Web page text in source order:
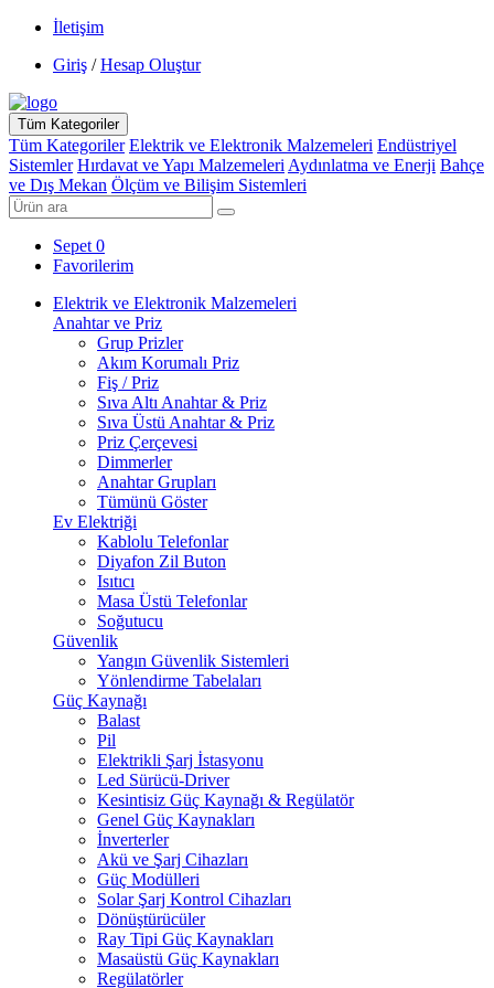
İletişim
Giriş / Hesap Oluştur
Tüm Kategoriler
Tüm Kategoriler Elektrik ve Elektronik Malzemeleri Endüstriyel
Sistemler Hırdavat ve Yapı Malzemeleri Aydınlatma ve Enerji Bahçe
ve Dış Mekan Ölçüm ve Bilişim Sistemleri
Sepet 0
Favorilerim
Elektrik ve Elektronik Malzemeleri
Anahtar ve Priz
Grup Prizler
Akım Korumalı Priz
Fiş / Priz
Sıva Altı Anahtar & Priz
Sıva Üstü Anahtar & Priz
Priz Çerçevesi
Dimmerler
Anahtar Grupları
Tümünü Göster
Ev Elektriği
Kablolu Telefonlar
Diyafon Zil Buton
Isıtıcı
Masa Üstü Telefonlar
Soğutucu
Güvenlik
Yangın Güvenlik Sistemleri
Yönlendirme Tabelaları
Güç Kaynağı
Balast
Pil
Elektrikli Şarj İstasyonu
Led Sürücü-Driver
Kesintisiz Güç Kaynağı & Regülatör
Genel Güç Kaynakları
İnverterler
Akü ve Şarj Cihazları
Güç Modülleri
Solar Şarj Kontrol Cihazları
Dönüştürücüler
Ray Tipi Güç Kaynakları
Masaüstü Güç Kaynakları
Regülatörler